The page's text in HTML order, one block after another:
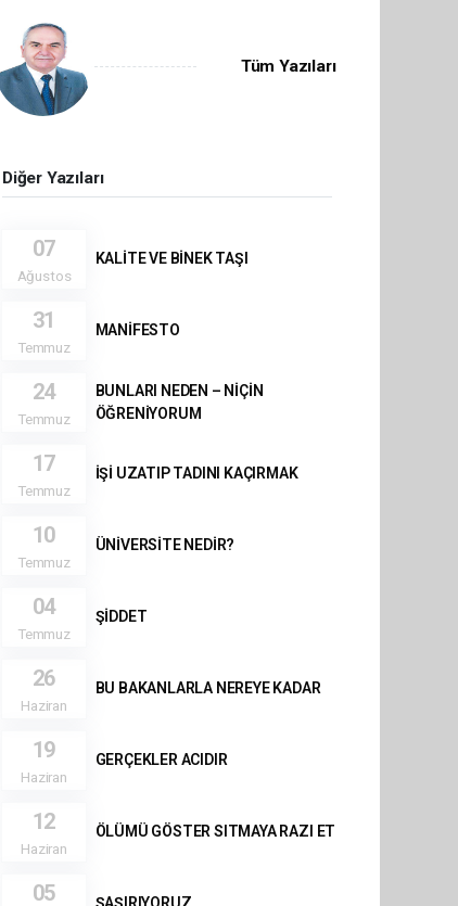
Tüm Yazıları
Diğer Yazıları
07
Ağustos
KALİTE VE BİNEK TAŞI
31
Temmuz
MANİFESTO
24
Temmuz
BUNLARI NEDEN – NİÇİN
ÖĞRENİYORUM
17
Temmuz
İŞİ UZATIP TADINI KAÇIRMAK
10
Temmuz
ÜNİVERSİTE NEDİR?
04
Temmuz
ŞİDDET
26
Haziran
BU BAKANLARLA NEREYE KADAR
19
Haziran
GERÇEKLER ACIDIR
12
Haziran
ÖLÜMÜ GÖSTER SITMAYA RAZI ET
05